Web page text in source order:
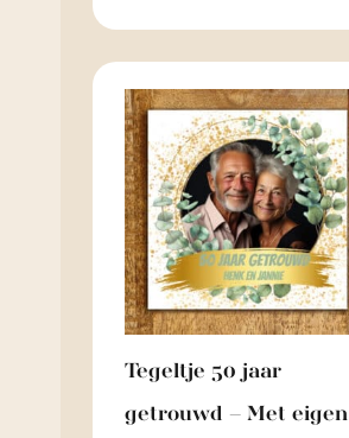
Tegeltje 50 jaar
getrouwd – Met eigen